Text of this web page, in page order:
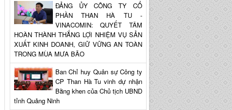
ĐẢNG ỦY CÔNG TY CỔ
PHẦN THAN HÀ TU -
VINACOMIN: QUYẾT TÂM
HOÀN THÀNH THẮNG LỢI NHIỆM VỤ SẢN
XUẤT KINH DOANH, GIỮ VỮNG AN TOÀN
TRONG MÙA MƯA BÃO
Ban Chỉ huy Quân sự Công ty
CP Than Hà Tu vinh dự nhận
Bằng khen của Chủ tịch UBND
tỉnh Quảng Ninh